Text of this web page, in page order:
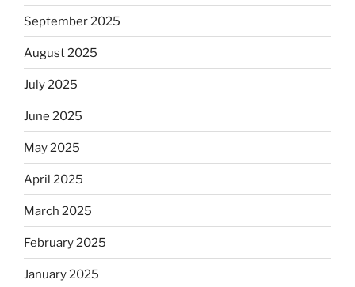
September 2025
August 2025
July 2025
June 2025
May 2025
April 2025
March 2025
February 2025
January 2025